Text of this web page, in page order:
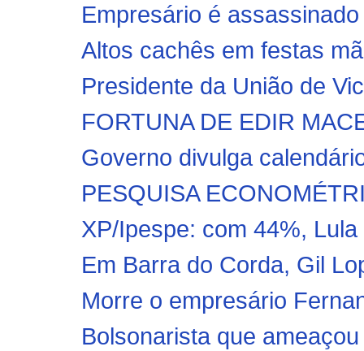
Empresário é
Altos cachês em festas
Presidente da União de
FORTUNA DE EDIR
Governo divulga
PESQUISA
XP/Ipespe: com 44%,
Em Barra do Corda, Gil
Morre o empresário
Bolsonarista que